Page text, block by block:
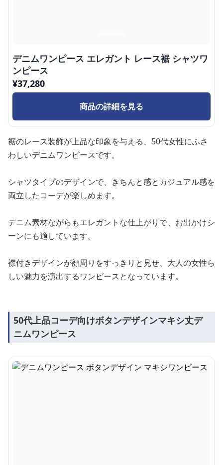
デニムワンピース エレガント レース裾 シャツワ
ンピース
¥37,280
商品の詳細を見る
裾のレース装飾が上品な印象を与える、50代女性にふさ
わしいデニムワンピースです。
シャツタイプのデザインで、きちんと感とカジュアル感を
両立したコーデが楽しめます。
デニム素材ながらもエレガントな仕上がりで、お出かけシ
ーンにも適しています。
襟付きデザインが顔周りをすっきりと見せ、大人の女性ら
しい魅力を演出するワンピースとなっています。
50代上品コーデ向けボタンデザインマキシ丈デ
ニムワンピース